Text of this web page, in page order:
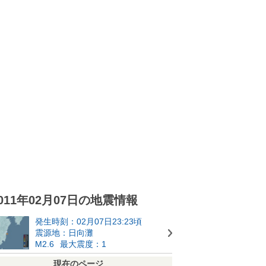
年02月07日の地震情報
発生時刻：02月07日23:23頃
震源地：日向灘
M2.6
最大震度：1
現在のページ